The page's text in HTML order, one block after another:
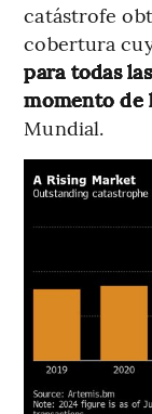
catástrofe
cobertura
para todas
momento de
Mundial.